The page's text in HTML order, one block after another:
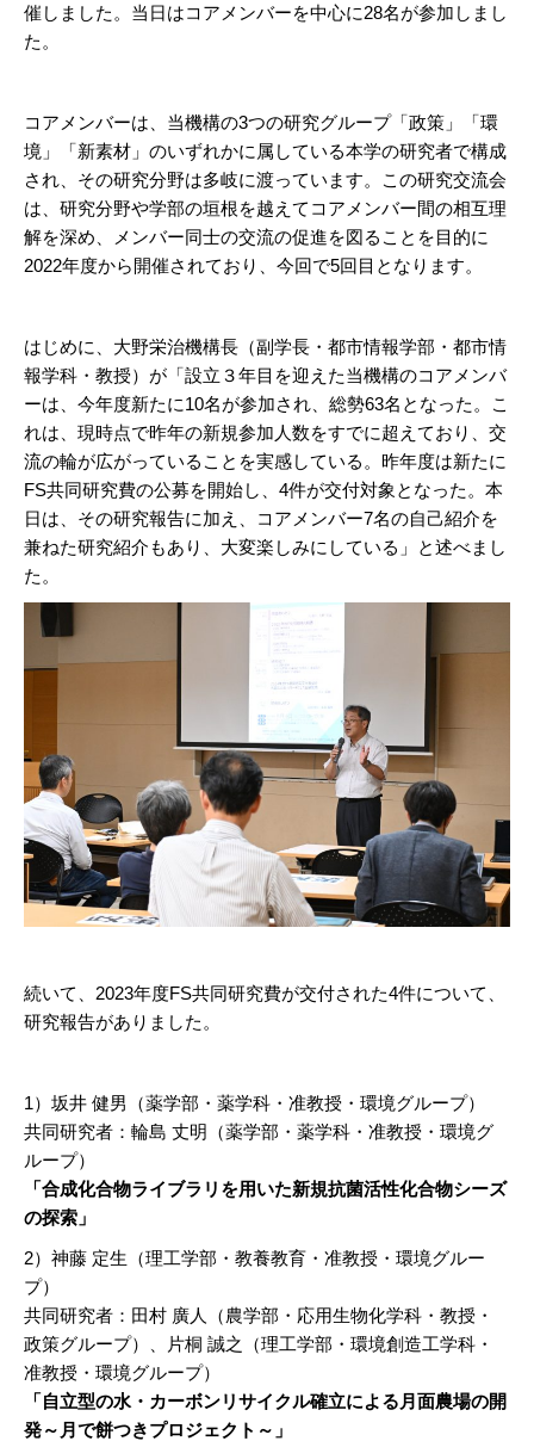
催しました。当日はコアメンバーを中心に28名が参加しまし
た。
コアメンバーは、当機構の3つの研究グループ「政策」「環
境」「新素材」のいずれかに属している本学の研究者で構成
され、その研究分野は多岐に渡っています。この研究交流会
は、研究分野や学部の垣根を越えてコアメンバー間の相互理
解を深め、メンバー同士の交流の促進を図ることを目的に
2022年度から開催されており、今回で5回目となります。
はじめに、大野栄治機構長（副学長・都市情報学部・都市情
報学科・教授）が「設立３年目を迎えた当機構のコアメンバ
ーは、今年度新たに10名が参加され、総勢63名となった。こ
れは、現時点で昨年の新規参加人数をすでに超えており、交
流の輪が広がっていることを実感している。昨年度は新たに
FS共同研究費の公募を開始し、4件が交付対象となった。本
日は、その研究報告に加え、コアメンバー7名の自己紹介を
兼ねた研究紹介もあり、大変楽しみにしている」と述べまし
た。
続いて、2023年度FS共同研究費が交付された4件について、
研究報告がありました。
1）坂井 健男（薬学部・薬学科・准教授・環境グループ）
共同研究者：輪島 丈明（薬学部・薬学科・准教授・環境グ
ループ）
「合成化合物ライブラリを用いた新規抗菌活性化合物シーズ
の探索」
2）神藤 定生（理工学部・教養教育・准教授・環境グルー
プ）
共同研究者：田村 廣人（農学部・応用生物化学科・教授・
政策グループ）、片桐 誠之（理工学部・環境創造工学科・
准教授・環境グループ）
「自立型の水・カーボンリサイクル確立による月面農場の開
発～月で餅つきプロジェクト～」